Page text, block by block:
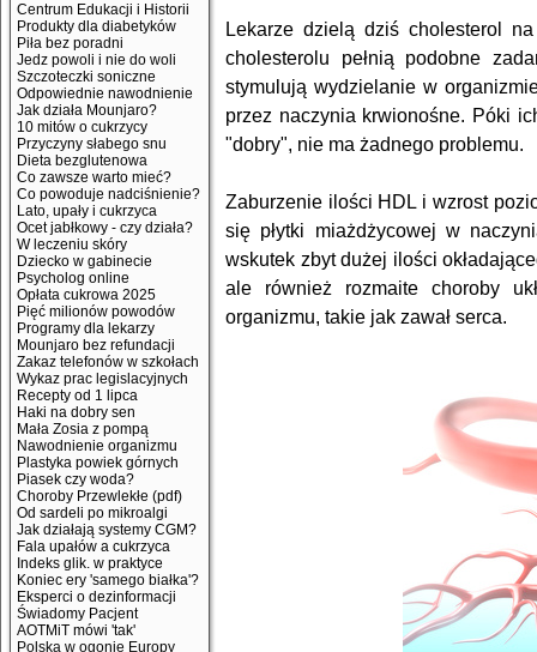
Centrum Edukacji i Historii
Produkty dla diabetyków
Piła bez poradni
Jedz powoli i nie do woli
Szczoteczki soniczne
Odpowiednie nawodnienie
Jak działa Mounjaro?
10 mitów o cukrzycy
Przyczyny słabego snu
Dieta bezglutenowa
Co zawsze warto mieć?
Co powoduje nadciśnienie?
Lato, upały i cukrzyca
Ocet jabłkowy - czy działa?
W leczeniu skóry
Dziecko w gabinecie
Psycholog online
Opłata cukrowa 2025
Pięć milionów powodów
Programy dla lekarzy
Mounjaro bez refundacji
Zakaz telefonów w szkołach
Wykaz prac legislacyjnych
Recepty od 1 lipca
Haki na dobry sen
Mała Zosia z pompą
Nawodnienie organizmu
Plastyka powiek górnych
Piasek czy woda?
Choroby Przewlekłe (pdf)
Od sardeli po mikroalgi
Jak działają systemy CGM?
Fala upałów a cukrzyca
Indeks glik. w praktyce
Koniec ery 'samego białka'?
Eksperci o dezinformacji
Świadomy Pacjent
AOTMiT mówi 'tak'
Polska w ogonie Europy
Lekarze dzielą dziś cholesterol
cholesterolu pełnią podobne
stymulują wydzielanie w
przez naczynia krwionośne. Póki
"dobry", nie ma żadnego problemu.
Zaburzenie ilości HDL i wzrost
się płytki miażdżycowej w
wskutek zbyt dużej ilości
ale również rozmaite choroby
organizmu, takie jak zawał serca.